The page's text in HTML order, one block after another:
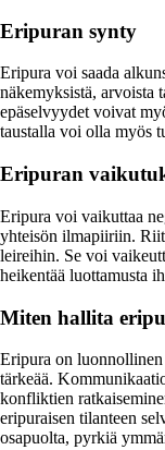
Eripuran synty
Eripura voi saada
näkemyksistä, arvoista
epäselvyydet voivat
taustalla voi olla myös
Eripuran
Eripura voi vaikuttaa
yhteisön ilmapiiriin.
leireihin. Se voi
heikentää luottamusta
Miten hallita
Eripura on luonnollinen
tärkeää.
konfliktien
eripuraisen tilanteen
osapuolta, pyrkiä